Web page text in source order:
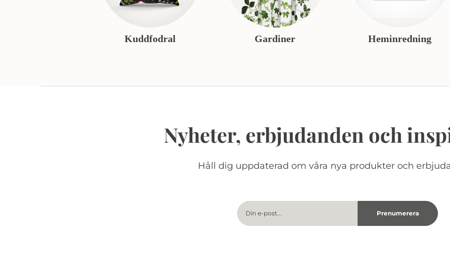
Kuddfodral Gardiner Heminredning
Nyheter, erbjudanden och
Håll dig uppdaterad om våra nya produkter och